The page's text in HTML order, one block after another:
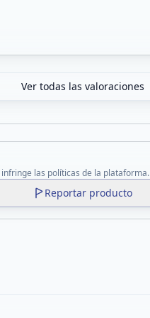
Ver todas las valoraciones
las políticas de la plataforma.
Reportar producto